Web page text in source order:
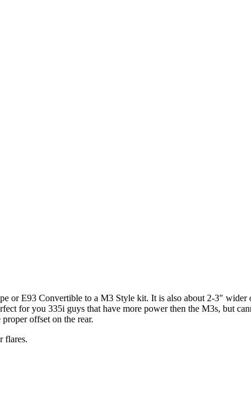
E93 Convertible to a M3 Style kit. It is also about 2-3″ wider
for you 335i guys that have more power then the M3s, but
offset on the rear.
flares.